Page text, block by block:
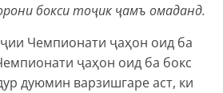
бокси тоҷик ҷамъ омаданд.
Чемпионати ҷаҳон оид ба
ҷаҳон оид ба бокс
дуюмин варзишгаре аст, ки